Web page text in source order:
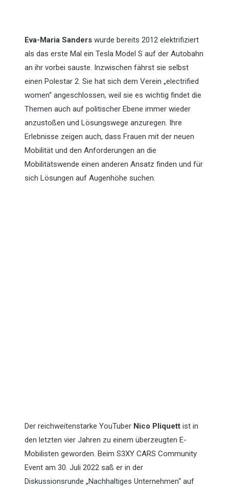
Eva-Maria Sanders wurde bereits 2012 elektrifiziert
als das erste Mal ein Tesla Model S auf der Autobahn
an ihr vorbei sauste. Inzwischen fährst sie selbst
einen Polestar 2. Sie hat sich dem Verein „electrified
women“ angeschlossen, weil sie es wichtig findet die
Themen auch auf politischer Ebene immer wieder
anzustoßen und Lösungswege anzuregen. Ihre
Erlebnisse zeigen auch, dass Frauen mit der neuen
Mobilität und den Anforderungen an die
Mobilitätswende einen anderen Ansatz finden und für
sich Lösungen auf Augenhöhe suchen.
Der reichweitenstarke YouTuber Nico Pliquettist in
den letzten vier Jahren zu einem überzeugten E-
Mobilisten geworden. Beim S3XY CARS Community
Event am 30. Juli 2022 saß er in der
Diskussionsrunde „Nachhaltiges Unternehmen“ auf